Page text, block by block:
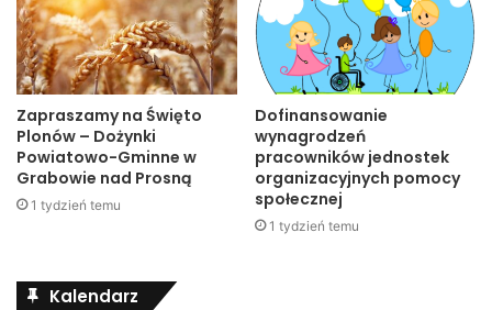
Zapraszamy na Święto
Plonów – Dożynki
Powiatowo-Gminne w
Grabowie nad Prosną
1 tydzień temu
Dofinansowanie
wynagrodzeń
pracowników jednostek
organizacyjnych pomocy
społecznej
1 tydzień temu
Kalendarz